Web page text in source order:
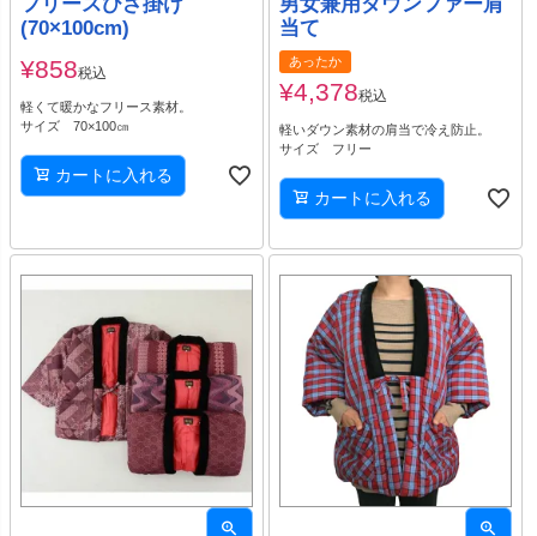
(70×100cm)
¥858税込
軽くて暖かなフリース素材。
サイズ 70×100㎝
カートに入れる
当て
あったか
¥4,378税込
軽いダウン素材の肩当で冷え防止。
サイズ フリー
カートに入れる